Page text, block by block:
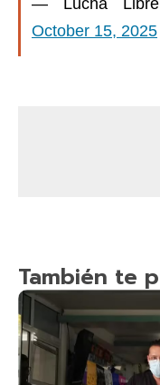
— Lucha Libre
October 15, 2025
También te